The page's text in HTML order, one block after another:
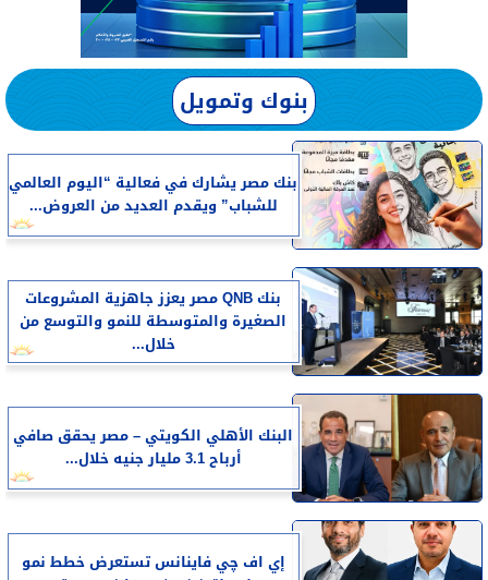
بنوك وتمويل
بنك مصر يشارك في فعالية “اليوم العالمي
للشباب” ويقدم العديد من العروض...
بنك QNB مصر يعزز جاهزية المشروعات
الصغيرة والمتوسطة للنمو والتوسع من
خلال...
البنك الأهلي الكويتي – مصر يحقق صافي
أرباح 3.1 مليار جنيه خلال...
إي اف چي فاينانس تستعرض خطط نمو